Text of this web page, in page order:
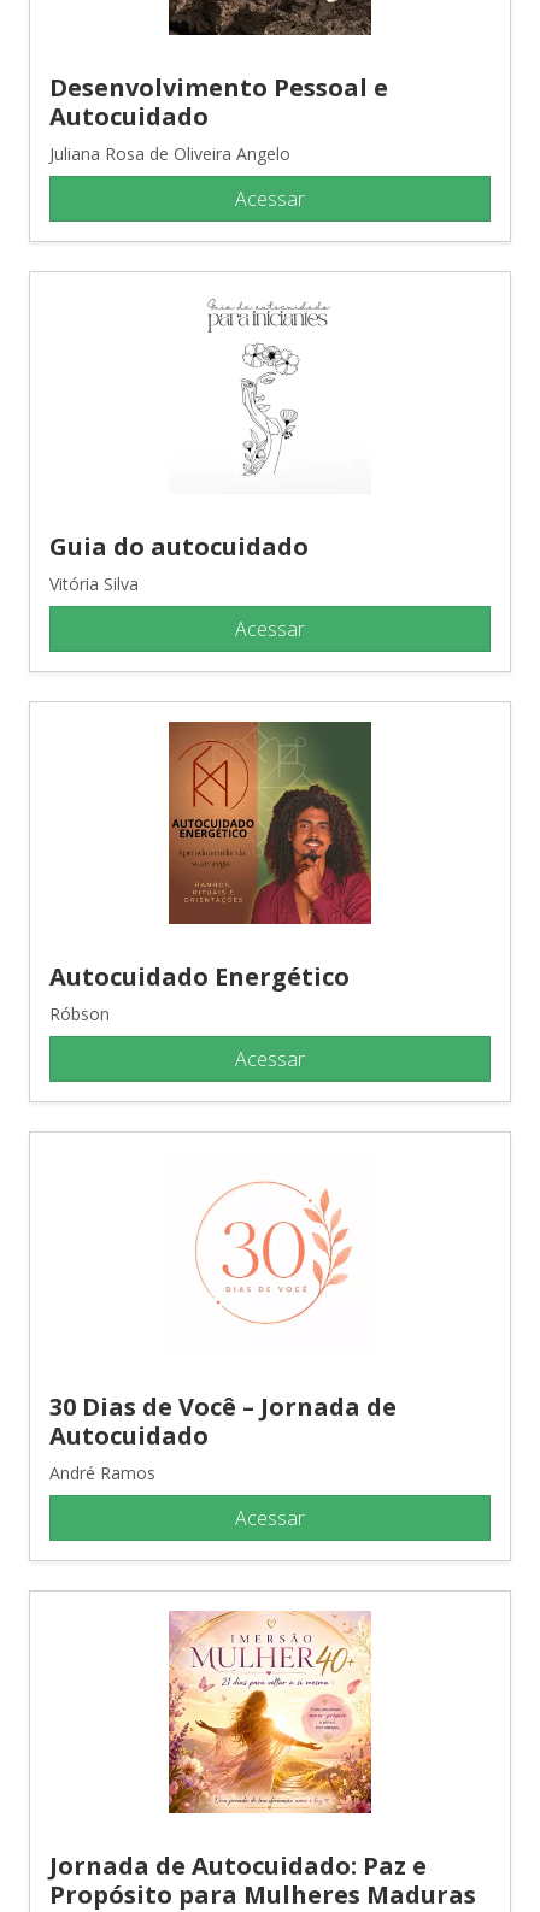
Desenvolvimento Pessoal e
Autocuidado
Juliana Rosa de Oliveira Angelo
Acessar
Guia do autocuidado
Vitória Silva
Acessar
Autocuidado Energético
Róbson
Acessar
30 Dias de Você – Jornada de
Autocuidado
André Ramos
Acessar
Jornada de Autocuidado: Paz e
Propósito para Mulheres Maduras